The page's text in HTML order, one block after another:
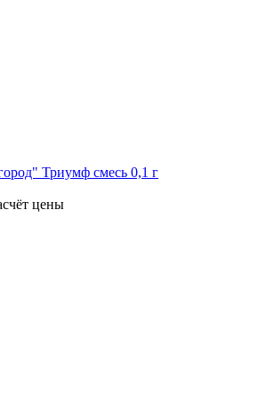
Триумф смесь 0,1 г
цены